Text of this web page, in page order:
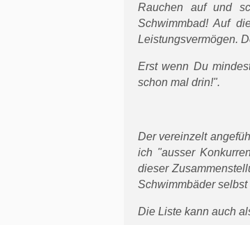
Rauchen auf und
Schwimmbad! Auf
Leistungsvermögen.
Erst wenn Du
schon mal drin!".
Der vereinzelt
ich "ausser
dieser
Schwimmbäder
Die Liste kann auch